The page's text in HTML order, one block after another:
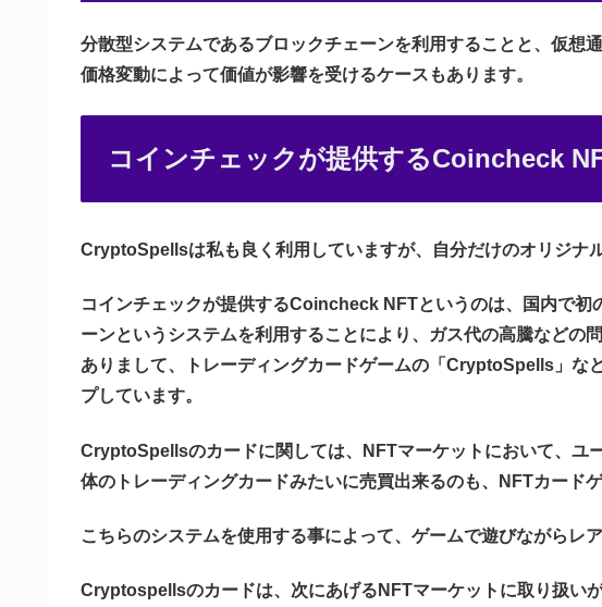
分散型システムであるブロックチェーンを利用することと、仮想
価格変動によって価値が影響を受けるケースもあります。
コインチェックが提供するCoincheck
CryptoSpellsは私も良く利用していますが、自分だけのオリジナ
コインチェックが提供するCoincheck NFTというのは、国内で初
ーンというシステムを利用することにより、ガス代の高騰などの
ありまして、トレーディングカードゲームの「CryptoSpells」な
プしています。
CryptoSpellsのカードに関しては、NFTマーケットにおいて、ユ
体のトレーディングカードみたいに売買出来るのも、NFTカード
こちらのシステムを使用する事によって、ゲームで遊びながらレ
Cryptospellsのカードは、次にあげるNFTマーケットに取り扱いが